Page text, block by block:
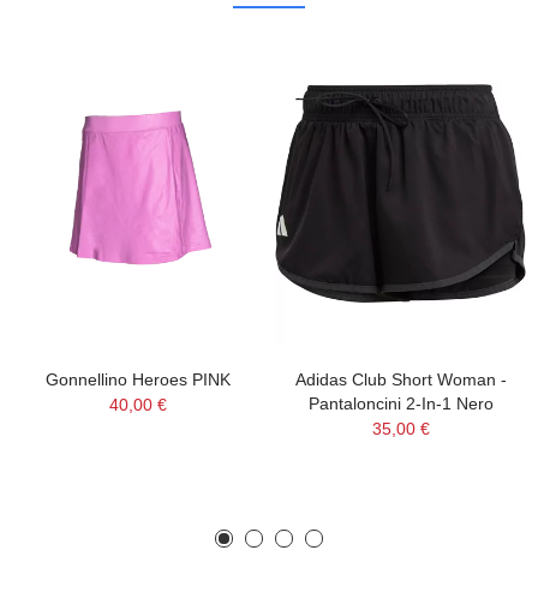
Gonnellino Heroes PINK
40,00 €
Adidas Club Short Woman -
Pantaloncini 2-In-1 Nero
35,00 €